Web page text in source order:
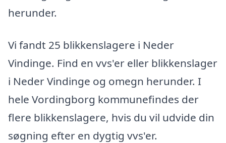
herunder.
Vi fandt 25 blikkenslagere i Neder
Vindinge. Find en vvs'er eller blikkenslager
i Neder Vindinge og omegn herunder. I
hele Vordingborg kommunefindes der
flere blikkenslagere, hvis du vil udvide din
søgning efter en dygtig vvs'er.